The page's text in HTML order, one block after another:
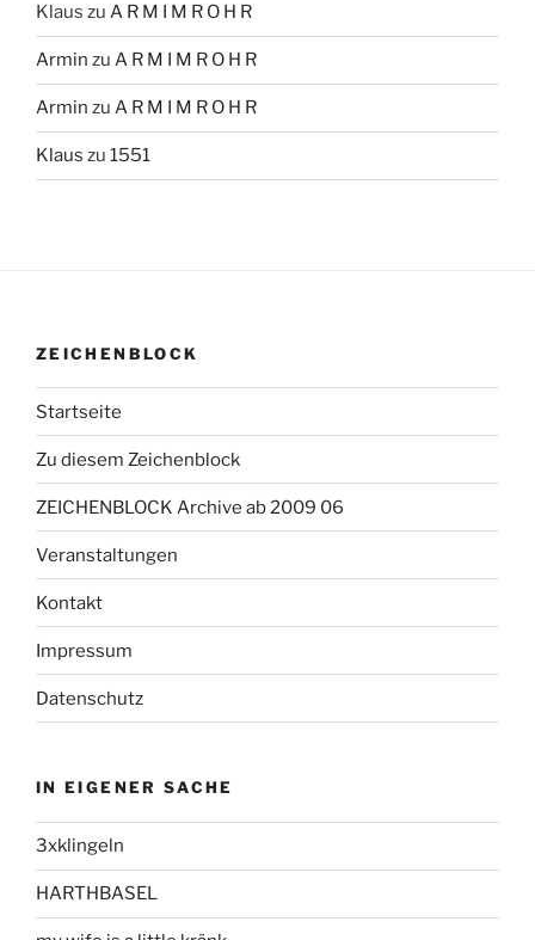
Klaus zu A R M I M R O H R
Armin zu A R M I M R O H R
Armin zu A R M I M R O H R
Klaus zu 1551
ZEICHENBLOCK
Startseite
Zu diesem Zeichenblock
ZEICHENBLOCK Archive ab 2009 06
Veranstaltungen
Kontakt
Impressum
Datenschutz
IN EIGENER SACHE
3xklingeln
HARTHBASEL